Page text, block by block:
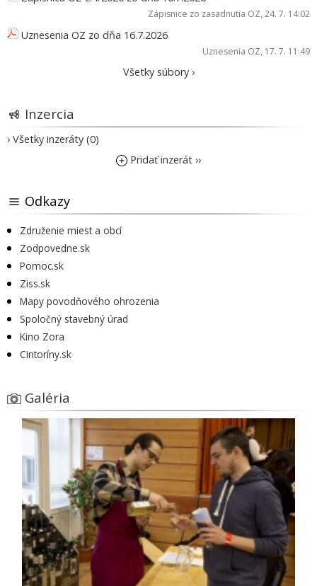
Zápisnice zo zasadnutia OZ, 24. 7. 14:02
Uznesenia OZ zo dňa 16.7.2026
Uznesenia OZ, 17. 7. 11:49
Všetky súbory ›
Inzercia
› Všetky inzeráty (0)
Pridať inzerát ››
Odkazy
Združenie miest a obcí
Zodpovedne.sk
Pomoc.sk
Ziss.sk
Mapy povodňového ohrozenia
Spoločný stavebný úrad
Kino Zora
Cintoríny.sk
Galéria